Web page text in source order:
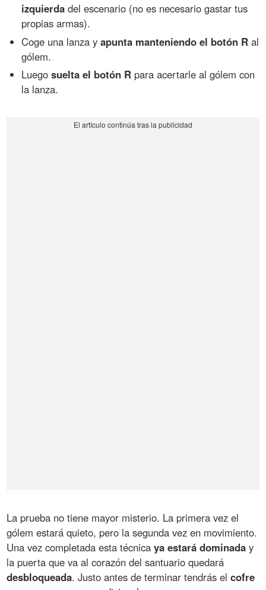
izquierda del escenario (no es necesario gastar tus
propias armas).
Coge una lanza yapunta manteniendo el botón R al
gólem.
Luegosuelta el botón R para acertarle al gólem con
la lanza.
La prueba no tiene mayor misterio. La primera vez el
gólem estará quieto, pero la segunda vez en movimiento.
Una vez completada esta técnicaya estará dominada y
la puerta que va al corazón del santuario quedará
desbloqueada. Justo antes de terminar tendrás elcofre